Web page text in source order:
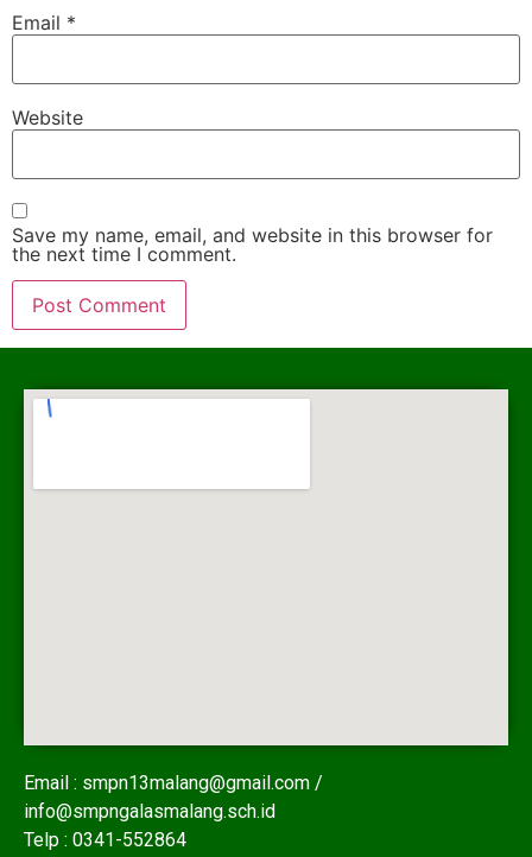
Email *
Website
Save my name, email, and website in this browser for
the next time I comment.
Email : smpn13malang@gmail.com /
info@smpngalasmalang.sch.id
Telp : 0341-552864